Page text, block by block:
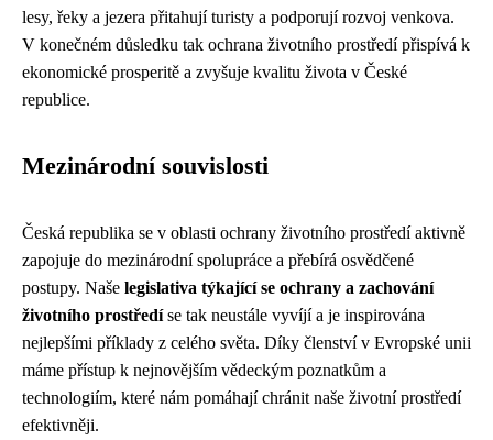
lesy, řeky a jezera přitahují turisty a podporují rozvoj venkova.
V konečném důsledku tak ochrana životního prostředí přispívá k
ekonomické prosperitě a zvyšuje kvalitu života v České
republice.
Mezinárodní souvislosti
Česká republika se v oblasti ochrany životního prostředí aktivně
zapojuje do mezinárodní spolupráce a přebírá osvědčené
postupy. Naše legislativa týkající se ochrany a zachování
životního prostředíse tak neustále vyvíjí a je inspirována
nejlepšími příklady z celého světa. Díky členství v Evropské unii
máme přístup k nejnovějším vědeckým poznatkům a
technologiím, které nám pomáhají chránit naše životní prostředí
efektivněji.